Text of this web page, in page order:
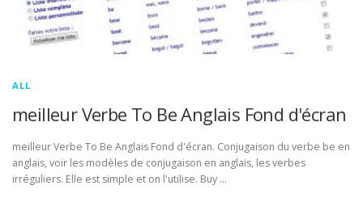
ALL
meilleur Verbe To Be Anglais Fond d'écran
meilleur Verbe To Be Anglais Fond d'écran. Conjugaison du verbe be en
anglais, voir les modèles de conjugaison en anglais, les verbes
irréguliers. Elle est simple et on l'utilise. Buy …